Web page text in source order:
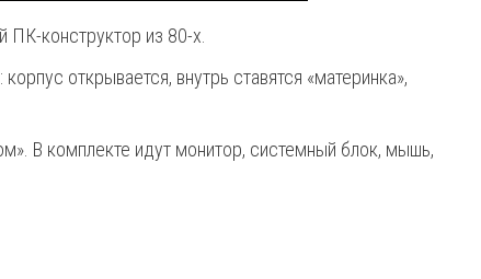
ПК-конструктор из 80-х.
открывается, внутрь ставятся «материнка»,
В комплекте идут монитор, системный блок, мышь,